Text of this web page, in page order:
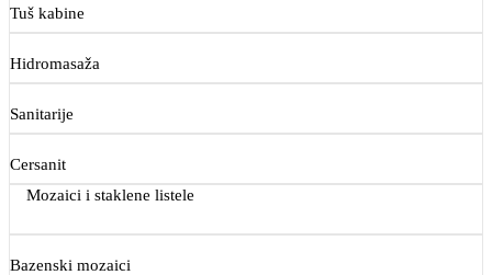
Tuš kabine
Hidromasaža
Sanitarije
Cersanit
Mozaici i staklene listele
Bazenski mozaici